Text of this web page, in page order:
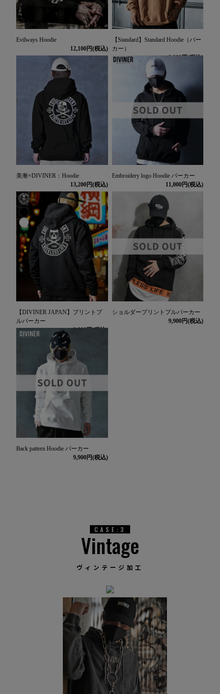
Evilways Hoodie
12,100
【Standard】Standard Hoodie（パー
カー）
9,900
美漸×DIVINER：Hoodie
13,200
Embroidery logo Hoodie パーカー
11,000
【DIVINER JAPAN】プリントプ
ルパーカー
9,900
ショルダープリントプルパーカー
9,900
Back pattern Hoodie パーカー
9,900
CASE:3
Vintage
ヴィンテージ加工